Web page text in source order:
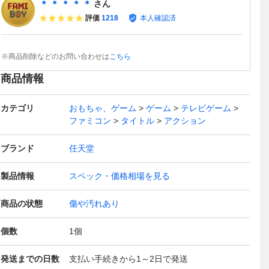
＊ ＊ ＊ ＊ ＊ さん
評価 1218 本人確認済
※商品削除などのお問い合わせはこちら
商品情報
カテゴリ おもちゃ、ゲーム ゲーム
テレビゲーム
ファミコン
タイトル アクション
ブランド 任天堂
製品情報 スペック・価格相場を見る
商品の状態 傷や汚れあり
個数 1個
発送までの日数 支払い手続きから1～2日で発送